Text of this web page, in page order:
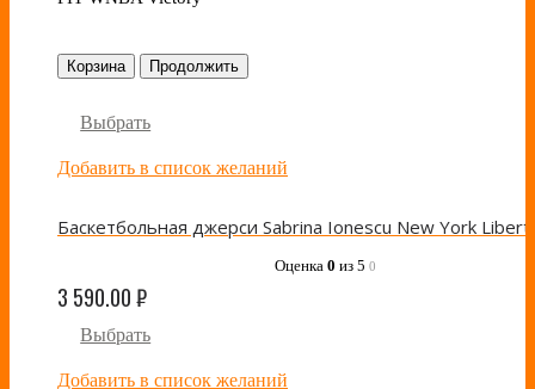
Корзина Продолжить
Выбрать
Добавить в список желаний
Оценка 0 из 5 0
3 590.00₽
Выбрать
Добавить в список желаний